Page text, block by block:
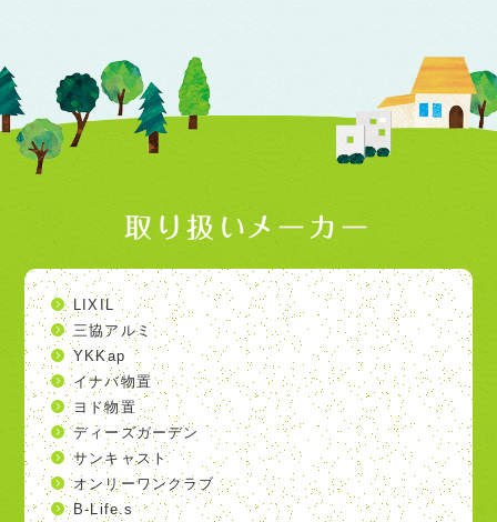
取り扱いメーカー
LIXIL
三協アルミ
YKKap
イナバ物置
ヨド物置
ディーズガーデン
サンキャスト
オンリーワンクラブ
B-Life.s